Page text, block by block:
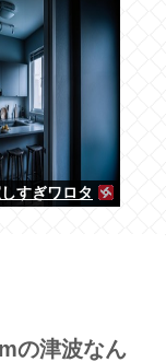
すぎワロタ
の津波なん